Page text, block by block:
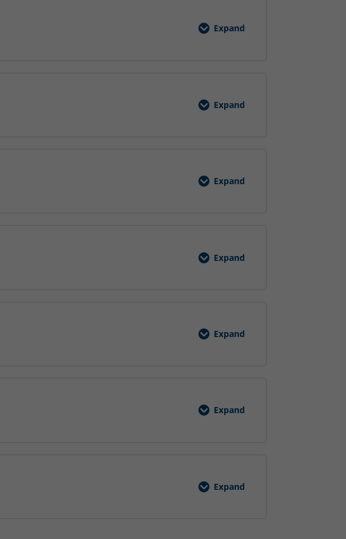
Expand
Schulung
Expand
Krane
Expand
Arbeiten
Expand
Explosionsschutz
Expand
Gefahrstoffe
Expand
Umgang
Expand
Diisocyanate